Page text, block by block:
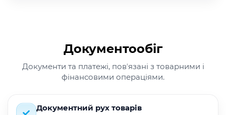
Документообіг
Документи та платежі, повʼязані з товарними і
фінансовими операціями.
Документний рух товарів